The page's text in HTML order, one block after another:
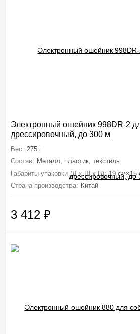
Электронный ошейник 998DR-2
дрессировочный, до 300 м
Вес: 275 г
Состав: Металл, пластик, текстиль
Габариты упаковки (Д х Ш х В): 19 см×15
Страна производства: Китай
3 412 ₽